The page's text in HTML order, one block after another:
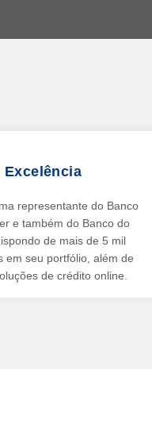
Excelência
representante do Banco
e também do Banco do
de mais de 5 mil
em seu portfólio, além de
de crédito online.